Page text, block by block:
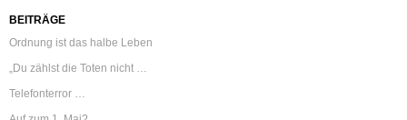
BEITRÄGE
Ordnung ist das halbe Leben
„Du zählst die Toten nicht …
Telefonterror …